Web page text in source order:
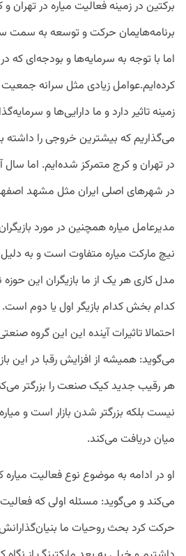
برکتین در زمینه فعالیت میاره در
برنامه‌هایمان حرکت و توسعه به سمت
اما با توجه به سرمایه‌ها و بودجه‌ای که
کرده‌ایم.عوامل زیادی مثل سرانه جمعیت
زمینه تاثیر دارد و ما دارایی‌ها و
می‌گذاریم که بیشترین خروجی را داشته
در تهران و کرج متمرکز شده‌ایم. اما سال
در شهرهای اصلی ایران مثل مشهد
مدیرعامل میاره همچنین در مورد
نیچ مارکت میاره متفاوت است و به
مدل کاری هر یک از ما بازیگران این حوزه
کدام بخش کدام بازیگر اول یا دوم
احتمالا تاثیرات آینده این این گروه
می‌گوید: همیشه از افزایش رقبا در این
هر رقیب جدید کیک صنعت را بزرگتر
نیست بلکه بزرگتر شدن بازار است و
میان دریافت می‌کند.
حرکت کرد بحث روحیات ما